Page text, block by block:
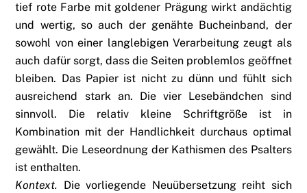
tief rote Farbe mit goldener Prägung wirkt andächtig
und wertig, so auch der genähte Bucheinband, der
sowohl von einer langlebigen Verarbeitung zeugt als
auch dafür sorgt, dass die Seiten problemlos geöffnet
bleiben. Das Papier ist nicht zu dünn und fühlt sich
ausreichend stark an. Die vier Lesebändchen sind
sinnvoll. Die relativ kleine Schriftgröße ist in
Kombination mit der Handlichkeit durchaus optimal
gewählt. Die Leseordnung der Kathismen des Psalters
ist enthalten.
Kontext. Die vorliegende Neuübersetzung reiht sich